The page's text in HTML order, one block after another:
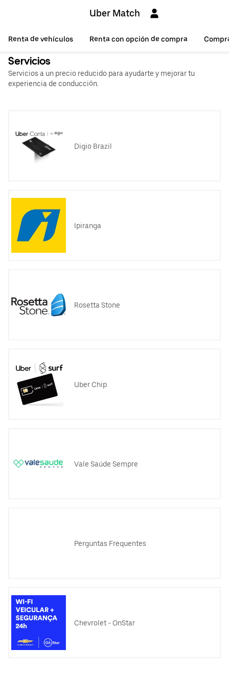
Uber Match
Renta de vehículos Renta con opción de compra
Servicios
Servicios a un precio reducido para ayudarte y mejorar tu
experiencia de conducción.
Digio Brazil
Ipiranga
Rosetta Stone
Uber Chip
Vale Saúde Sempre
Perguntas Frequentes
Chevrolet - OnStar